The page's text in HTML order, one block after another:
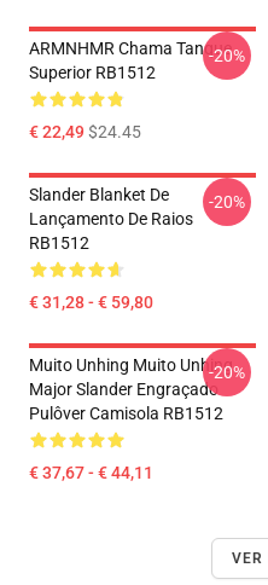
ARMNHMR Chama Tanque
Superior RB1512
€ 22,49$24.45
-20%
Slander Blanket De
Lançamento De Raios
RB1512
€ 31,28 - € 59,80
-20%
Muito Unhing Muito Unhing
Major Slander Engraçado
Pulôver Camisola RB1512
€ 37,67 - € 44,11
-20%
VER